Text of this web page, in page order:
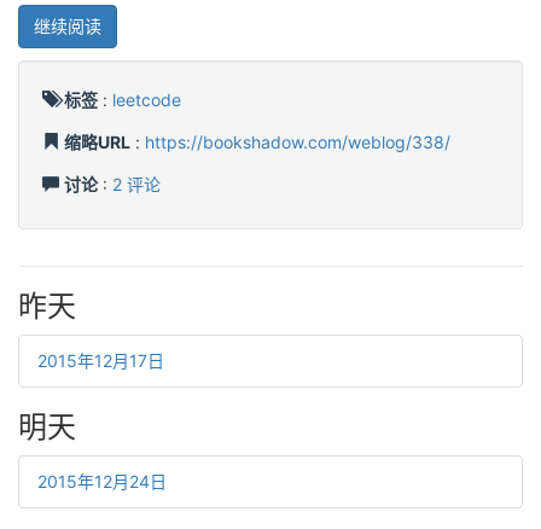
继续阅读
标签 : leetcode
缩略URL : https://bookshadow.com/weblog/338/
讨论: 2 评论
昨天
2015年12月17日
明天
2015年12月24日